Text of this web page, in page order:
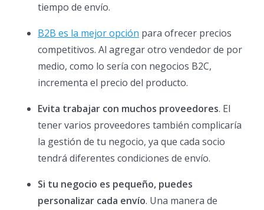
tiempo de envío.
B2B es la mejor opción para ofrecer precios
competitivos. Al agregar otro vendedor de por
medio, como lo sería con negocios B2C,
incrementa el precio del producto.
Evita trabajar con muchos proveedores. El
tener varios proveedores también complicaría
la gestión de tu negocio, ya que cada socio
tendrá diferentes condiciones de envío.
Si tu negocio es pequeño, puedes
personalizar cada envío. Una manera de